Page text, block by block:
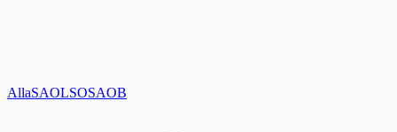
AllaSAOLSOSAOB